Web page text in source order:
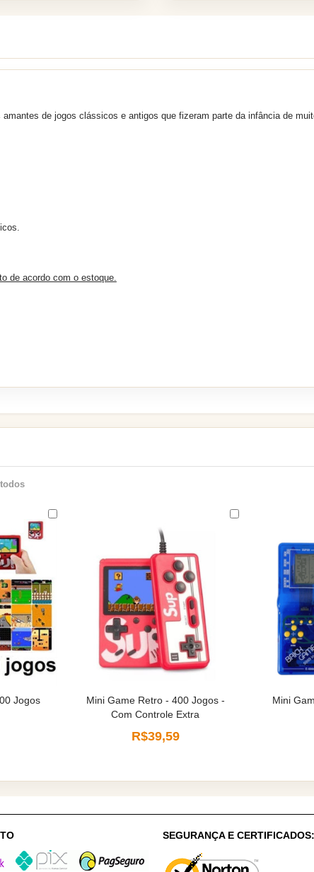
de jogos clássicos e antigos que fizeram parte da infância de
de acordo com o estoque.
Jogos
Mini Game Retro - 400 Jogos -
Com Controle Extra
R$39,59
Mini
SEGURANÇA E CERTIFICADOS: